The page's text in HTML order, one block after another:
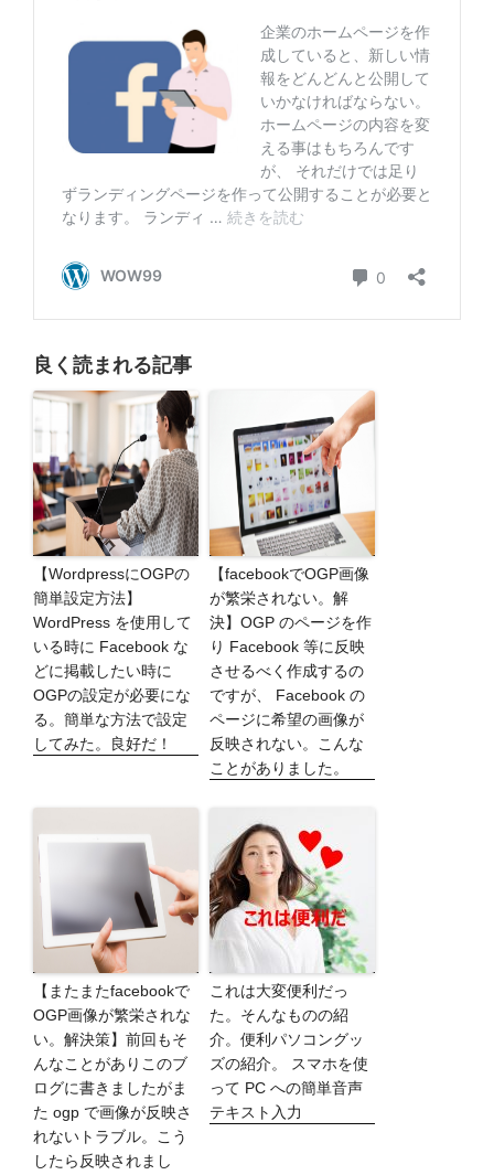
良く読まれる記事
【WordpressにOGPの
簡単設定方法】
WordPress を使用して
いる時に Facebook な
どに掲載したい時に
OGPの設定が必要にな
る。簡単な方法で設定
してみた。良好だ！
【facebookでOGP画像
が繁栄されない。解
決】OGP のページを作
り Facebook 等に反映
させるべく作成するの
ですが、 Facebook の
ページに希望の画像が
反映されない。こんな
ことがありました。
【またまたfacebookで
OGP画像が繁栄されな
い。解決策】前回もそ
んなことがありこのブ
ログに書きましたがま
た ogp で画像が反映さ
れないトラブル。こう
したら反映されまし
これは大変便利だっ
た。そんなものの紹
介。便利パソコングッ
ズの紹介。 スマホを使
って PC への簡単音声
テキスト入力